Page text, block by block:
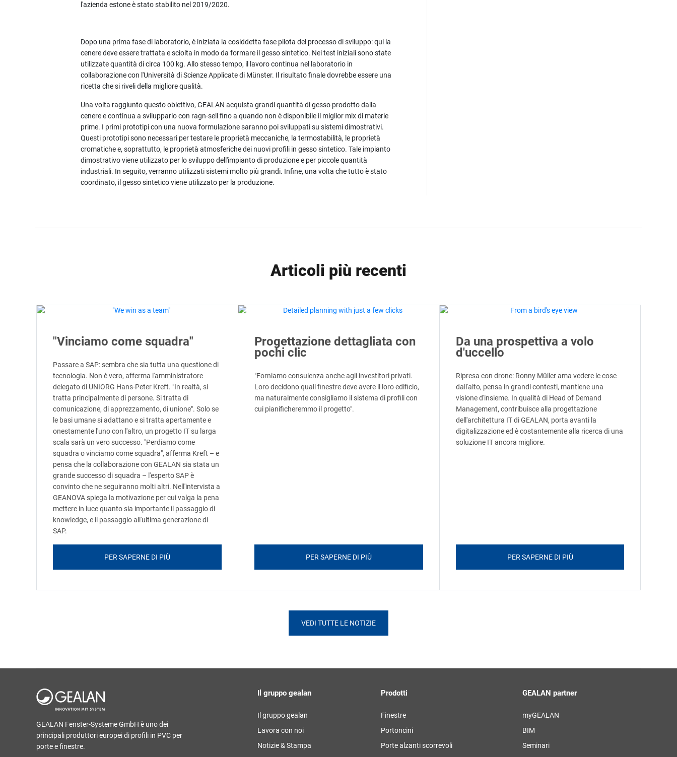
l'azienda estone è stato stabilito nel 2019/2020.
Dopo una prima fase di laboratorio, è iniziata la cosiddetta fase pilota del processo di sviluppo: qui la
cenere deve essere trattata e sciolta in modo da formare il gesso sintetico. Nei test iniziali sono state
utilizzate quantità di circa 100 kg. Allo stesso tempo, il lavoro continua nel laboratorio in
collaborazione con l'Università di Scienze Applicate di Münster. Il risultato finale dovrebbe essere una
ricetta che si riveli della migliore qualità.
Una volta raggiunto questo obiettivo, GEALAN acquista grandi quantità di gesso prodotto dalla
cenere e continua a svilupparlo con ragn-sell fino a quando non è disponibile il miglior mix di materie
prime. I primi prototipi con una nuova formulazione saranno poi sviluppati su sistemi dimostrativi.
Questi prototipi sono necessari per testare le proprietà meccaniche, la termostabilità, le proprietà
cromatiche e, soprattutto, le proprietà atmosferiche dei nuovi profili in gesso sintetico. Tale impianto
dimostrativo viene utilizzato per lo sviluppo dell'impianto di produzione e per piccole quantità
industriali. In seguito, verranno utilizzati sistemi molto più grandi. Infine, una volta che tutto è stato
coordinato, il gesso sintetico viene utilizzato per la produzione.
Articoli più recenti
"Vinciamo come squadra"
Passare a SAP: sembra che sia tutta una questione di
tecnologia. Non è vero, afferma l'amministratore
delegato di UNIORG Hans-Peter Kreft. "In realtà, si
tratta principalmente di persone. Si tratta di
comunicazione, di apprezzamento, di unione". Solo se
le basi umane si adattano e si tratta apertamente e
onestamente l'uno con l'altro, un progetto IT su larga
scala sarà un vero successo. "Perdiamo come
squadra o vinciamo come squadra", afferma Kreft – e
pensa che la collaborazione con GEALAN sia stata un
grande successo di squadra – l'esperto SAP è
convinto che ne seguiranno molti altri. Nell'intervista a
GEANOVA spiega la motivazione per cui valga la pena
mettere in luce quanto sia importante il passaggio di
knowledge, e il passaggio all'ultima generazione di
SAP.
PER SAPERNE DI PIÙ
Progettazione dettagliata con
pochi clic
"Forniamo consulenza anche agli investitori privati.
Loro decidono quali finestre deve avere il loro edificio,
ma naturalmente consigliamo il sistema di profili con
cui pianificheremmo il progetto".
PER SAPERNE DI PIÙ
Da una prospettiva a volo
d'uccello
Ripresa con drone: Ronny Müller ama vedere le cose
dall'alto, pensa in grandi contesti, mantiene una
visione d'insieme. In qualità di Head of Demand
Management, contribuisce alla progettazione
dell'architettura IT di GEALAN, porta avanti la
digitalizzazione ed è costantemente alla ricerca di una
soluzione IT ancora migliore.
PER SAPERNE DI PIÙ
VEDI TUTTE LE NOTIZIE
GEALAN Fenster-Systeme GmbH è uno dei
principali produttori europei di profili in PVC per
porte e finestre.
Il gruppo gealan
Il gruppo gealan
Lavora con noi
Notizie & Stampa
Prodotti
Finestre
Portoncini
Porte alzanti scorrevoli
GEALAN partner
myGEALAN
BIM
Seminari